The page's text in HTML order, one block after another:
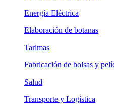
Energía Eléctrica
Elaboración de botanas
Tarimas
Fabricación de bolsas y
Salud
Transporte y Logística